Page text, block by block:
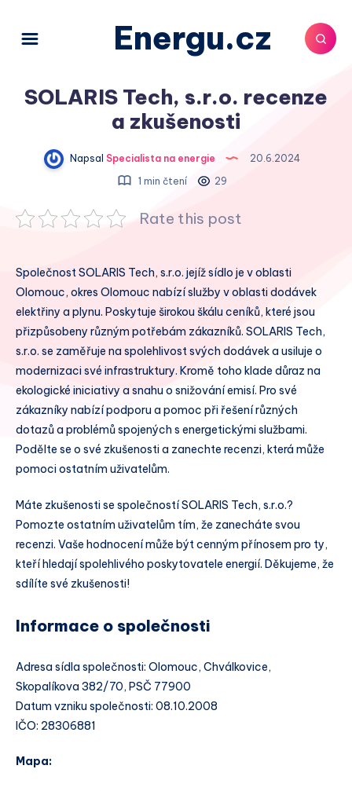
Energu.cz
SOLARIS Tech, s.r.o. recenze
a zkušenosti
Napsal Specialista na energie
20.6.2024
1 min čtení
29
Rate this post
Společnost SOLARIS Tech, s.r.o. jejíž sídlo je v oblasti
Olomouc, okres Olomouc nabízí služby v oblasti dodávek
elektřiny a plynu. Poskytuje širokou škálu ceníků, které jsou
přizpůsobeny různým potřebám zákazníků. SOLARIS Tech,
s.r.o. se zaměřuje na spolehlivost svých dodávek a usiluje o
modernizaci své infrastruktury. Kromě toho klade důraz na
ekologické iniciativy a snahu o snižování emisí. Pro své
zákazníky nabízí podporu a pomoc při řešení různých
dotazů a problémů spojených s energetickými službami.
Podělte se o své zkušenosti a zanechte recenzi, která může
pomoci ostatním uživatelům.
Máte zkušenosti se společností SOLARIS Tech, s.r.o.?
Pomozte ostatním uživatelům tím, že zanecháte svou
recenzi. Vaše hodnocení může být cenným přínosem pro ty,
kteří hledají spolehlivého poskytovatele energií. Děkujeme, že
sdílíte své zkušenosti!
Informace o společnosti
Adresa sídla společnosti: Olomouc, Chválkovice,
Skopalíkova 382/70, PSČ 77900
Datum vzniku společnosti: 08.10.2008
IČO: 28306881
Mapa: